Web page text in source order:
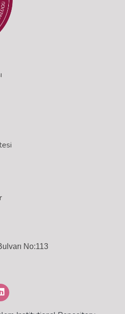
No:113